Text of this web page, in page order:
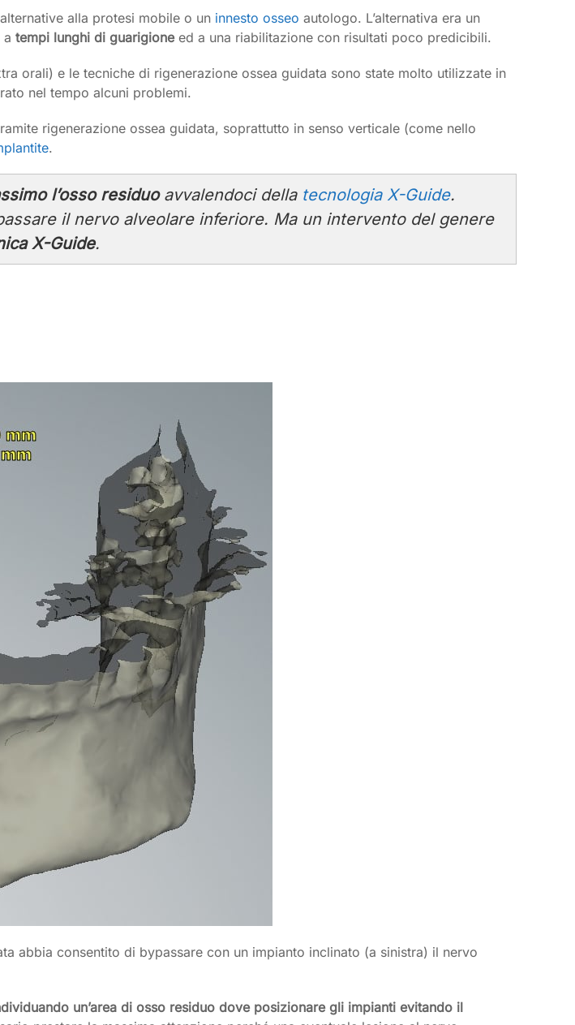
alla protesi mobile o un innesto osseo autologo. L’alternativa era un
a tempi lunghi di guarigioneed a una riabilitazione con risultati poco predicibili.
orali) e le tecniche di rigenerazione ossea guidata sono state molto utilizzate in
nel tempo alcuni problemi.
rigenerazione ossea guidata, soprattutto in senso verticale (come nello
.
l’osso residuoavvalendoci della tecnologia X-Guide.
il nervo alveolare inferiore. Ma un intervento del genere
X-Guide.
abbia consentito di bypassare con un impianto inclinato (a sinistra) il nervo
un’area di osso residuo dove posizionare gli impianti evitando il